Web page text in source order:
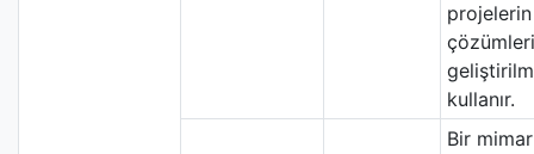
kullanır.
Bir